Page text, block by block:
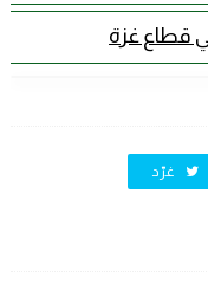
قطاع غزة
غرّد